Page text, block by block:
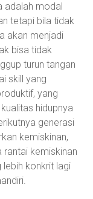
adalah modal
tetapi bila tidak
akan menjadi
bisa tidak
turun tangan
skill yang
yang
hidupnya
generasi
kemiskinan,
kemiskinan
lebih konkrit lagi